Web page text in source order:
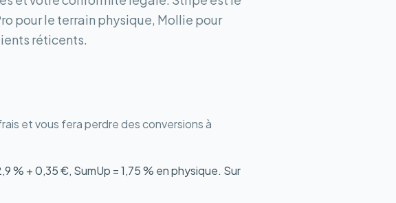
pour le terrain physique, Mollie pour
réticents.
et vous fera perdre des conversions à
% + 0,35 €, SumUp = 1,75 % en physique. Sur